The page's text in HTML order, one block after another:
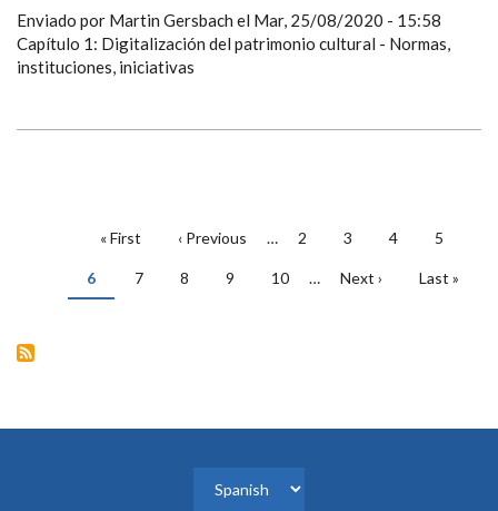
Enviado por Martin Gersbach el Mar, 25/08/2020 - 15:58
Capítulo 1: Digitalización del patrimonio cultural - Normas,
instituciones, iniciativas
PAGINACIÓN
Primera
« First
Página
‹ Previous … Page
2 Page
3 Page
4 Page
5
Página
actual
6 Page
7 Page
8 Page
9 Page
10 …
Siguiente
Next ›
Última
Last »